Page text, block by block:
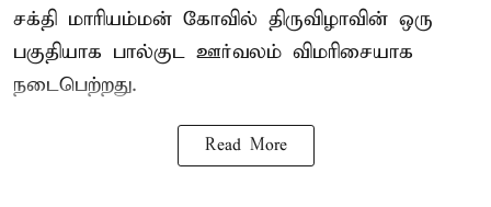
சக்தி மாரியம்மன் கோவில் திருவிழாவின் ஒரு
பகுதியாக பால்குட ஊர்வலம் விமரிசையாக
நடைபெற்றது.
Read More